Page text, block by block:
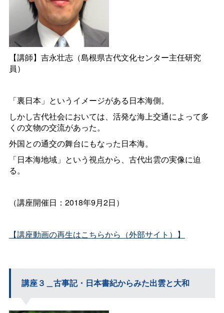
【講師】吉永壮志（島根県古代文化センター主任研究
員）
「裏日本」というイメージがある日本海側。
しかし古代社会においては、活発な海上交通によって多
くの文物の交流があった。
外国との通交の舞台にもなった日本海。
「日本海地域」という視点から、古代出雲の実像に迫
る。
（講座開催日：2018年9月2日）
【講座動画の再生はこちらから（外部サイト）】
講座３＿古事記・日本書紀からみた出雲と大和